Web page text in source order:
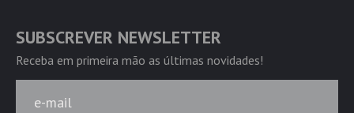
SUBSCREVER NEWSLETTER
Receba em primeira mão as últimas novidades!
e-mail